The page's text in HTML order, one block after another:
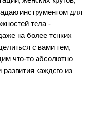
инструментом для
тела -
на более тонких
с вами тем,
что-то абсолютно
каждого из